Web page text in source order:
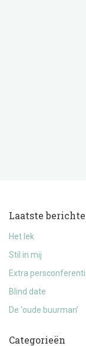
Laatste
Het lek
Stil in mij
Extra
Blind date
De ‘oude buurman’
Categorieën